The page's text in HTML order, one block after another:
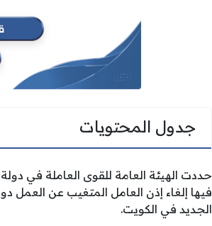
جدول المحتويات
حددت الهيئة العامة للقوى العاملة في
فيها إلغاء إذن العامل المتغيب عن العمل
الجديد في الكويت.